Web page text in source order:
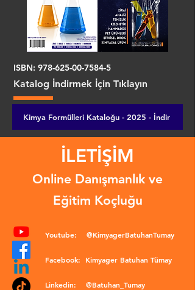
ISBN: 978-625-00-7584-5
Katalog İndirmek İçin Tıklayın
Kimya Formülleri Kataloğu - 2025 - İndir
İLETİŞİM
Online Danışmanlık ve
Eğitim Koçluğu
Youtube: @KimyagerBatuhanTumay
Facebook: Kimyager Batuhan Tümay
Linkedin: @Batuhan_Tumay